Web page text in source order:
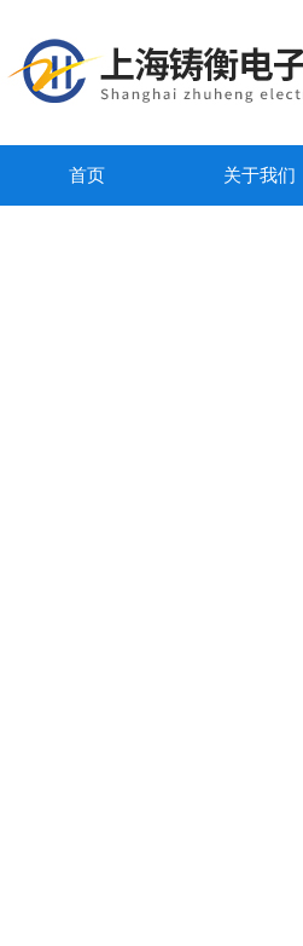
首页 关于我们